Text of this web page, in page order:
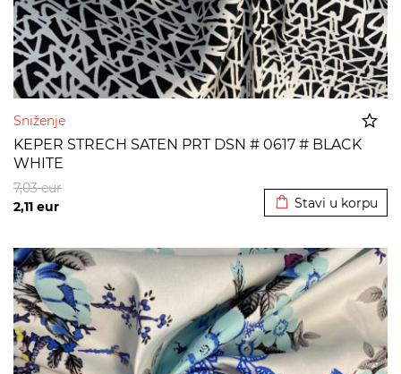
Sniženje
KEPER STRECH SATEN PRT DSN # 0617 # BLACK
WHITE
2,11 eur
7,03eur
Stavi u korpu